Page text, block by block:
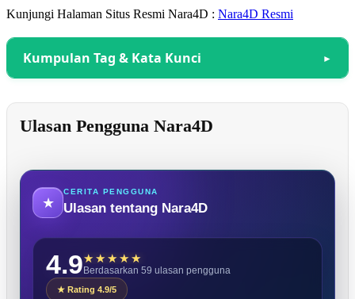
Kunjungi Halaman Situs Resmi Nara4D : Nara4D Resmi
Kumpulan Tag & Kata Kunci
Ulasan Pengguna Nara4D
★
CERITA PENGGUNA
Ulasan tentang Nara4D
4.9 Berdasarkan 59 ulasan pengguna
★ Rating 4.9/5